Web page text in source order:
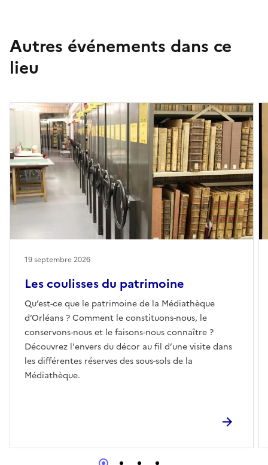
Autres événements dans ce
lieu
Les coulisses du patrimoine
Qu’est-ce que le patrimoine de la Médiathèque
d’Orléans ? Comment le constituons-nous, le
conservons-nous et le faisons-nous connaître ?
Découvrez l'envers du décor au fil d’une visite dans
les différentes réserves des sous-sols de la
Médiathèque.
19 septembre 2026